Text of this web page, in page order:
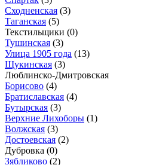
Сходненская (3)
Таганская (5)
Текстильщики (0)
Тушинская (3)
Улица 1905 года (13)
Щукинская (3)
Люблинско-Дмитровская
Борисово (4)
Братиславская (4)
Бутырская (3)
Верхние Лихоборы (1)
Волжская (3)
Достоевская (2)
Дубровка (0)
Зябликово (2)